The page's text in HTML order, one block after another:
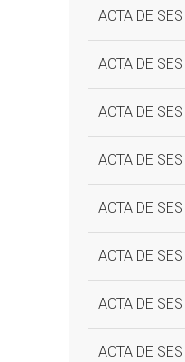
ACTA DE
ACTA DE
ACTA DE
ACTA DE
ACTA DE
ACTA DE
ACTA DE
ACTA DE